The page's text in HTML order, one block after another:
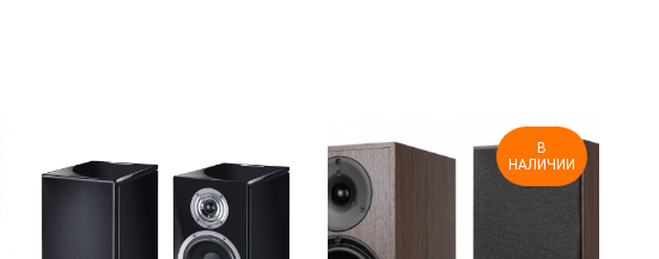
В
НАЛИЧИИ